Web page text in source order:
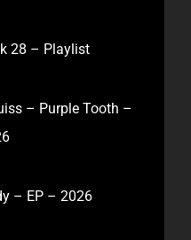
28 – Playlist
– Purple Tooth –
– EP – 2026